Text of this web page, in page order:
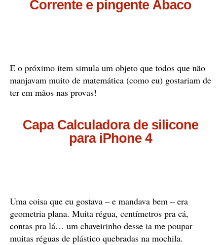
Corrente e pingente Ábaco
E o próximo item simula um objeto que todos que não
manjavam muito de matemática (como eu) gostariam de
ter em mãos nas provas!
Capa Calculadora de silicone
para iPhone 4
Uma coisa que eu gostava – e mandava bem – era
geometria plana. Muita régua, centímetros pra cá,
contas pra lá… um chaveirinho desse ia me poupar
muitas réguas de plástico quebradas na mochila.